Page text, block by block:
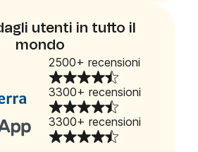
utenti in tutto il
mondo
2500+ recensioni
3300+ recensioni
3300+ recensioni